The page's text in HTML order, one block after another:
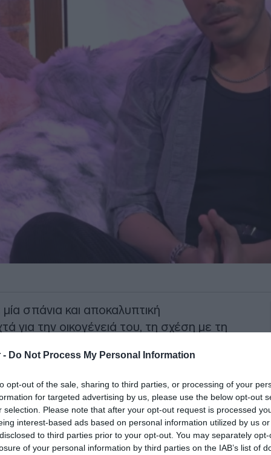
- Do Not Process My Personal Information
opt-out of the sale, sharing to third parties, or processing of your
for targeted advertising by us, please use the below opt-out
selection. Please note that after your opt-out request is processed
interest-based ads based on personal information utilized by us
to third parties prior to your opt-out. You may separately
of your personal information by third parties on the IAB’s list of
σπάνια και αποκαλυπτική
για την οικογένειά του, τη σχέση με τη
Stories, ο ίδιος περιέγραψε με
των γονιών του, επισημαίνοντας
δεν προχώρησαν ποτέ σε επίσημο
δεν επιθυμούσε τον χωρισμό, ενώ